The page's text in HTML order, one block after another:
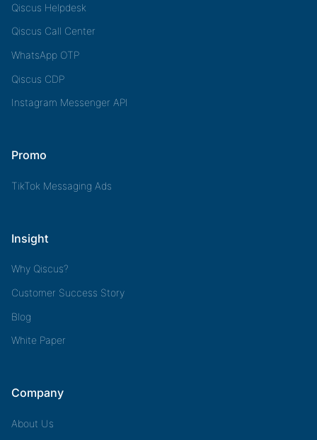
Qiscus Helpdesk
Qiscus Call Center
WhatsApp OTP
Qiscus CDP
Instagram Messenger API
Promo
TikTok Messaging Ads
Insight
Why Qiscus?
Customer Success Story
Blog
White Paper
Company
About Us